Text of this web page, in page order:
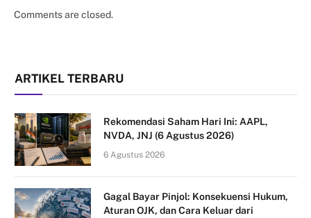
Comments are closed.
ARTIKEL TERBARU
Rekomendasi Saham Hari Ini: AAPL,
NVDA, JNJ (6 Agustus 2026)
6 Agustus 2026
Gagal Bayar Pinjol: Konsekuensi Hukum,
Aturan OJK, dan Cara Keluar dari